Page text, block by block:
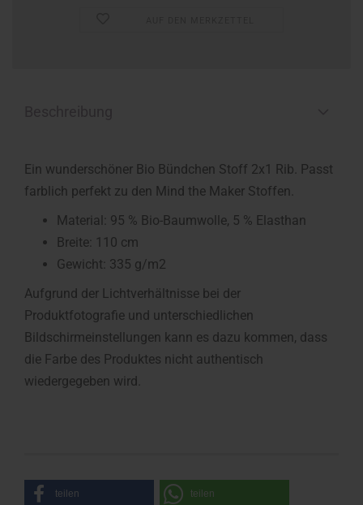
Ein wunderschöner Bio Bündchen Stoff 2x1 Rib. Passt
farblich perfekt zu den Mind the Maker Stoffen.
Material: 95 % Bio-Baumwolle, 5 % Elasthan
Breite: 110 cm
Gewicht: 335 g/m2
Aufgrund der Lichtverhältnisse bei der
Produktfotografie und unterschiedlichen
Bildschirmeinstellungen kann es dazu kommen, dass
die Farbe des Produktes nicht authentisch
wiedergegeben wird.
teilen teilen